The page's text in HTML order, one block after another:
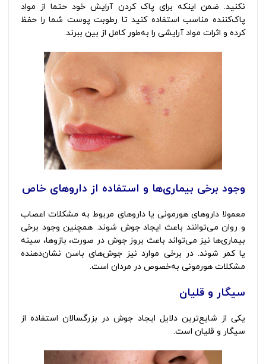
نکنید. ضمن اینکه برای پاک کردن آرایش خود حتما از مواد
پاک‌کننده مناسب استفاده کنید تا رطوبت پوست شما را حفظ
کرده و اثرات مواد آرایشی را به‌طور کامل از بین ببرند.
وجود برخی بیماری‌ها و استفاده از داروهای خاص
معمولا داروهای هورمونی یا داروهای مربوط به مشکلات اعصاب
و روان می‌توانند باعث ایجاد جوش شوند. همچنین وجود برخی
بیماری‌ها نیز می‌تواند باعث بروز جوش در صورت، بازوها، سینه
یا کمر شوند. در برخی موارد نیز جوش‌های باسن نشان‌دهنده
مشکلات هورمونی به‌خصوص در مردان است.
سیگار و قلیان
یکی از شایع‌ترین دلایل ایجاد جوش در بزرگسالان استفاده از
سیگار و قلیان است.